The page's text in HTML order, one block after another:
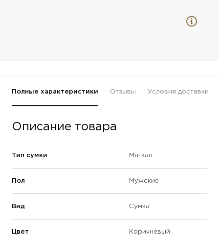
Полные характеристики Отзывы Условия доставки
Описание товара
Тип сумки Мягкая
Пол Мужские
Вид Сумка
Цвет Коричневый